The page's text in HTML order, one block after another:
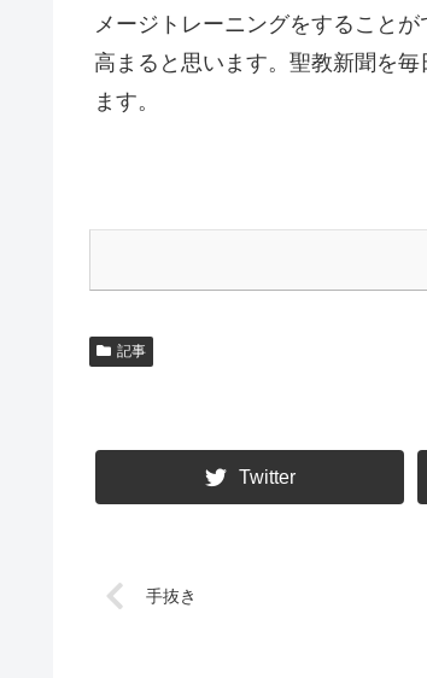
メージトレーニングをすること
高まると思います。聖教新聞を
ます。
記事
Twitter
手抜き